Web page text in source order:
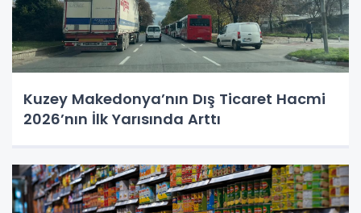
Kuzey Makedonya’nın Dış Ticaret Hacmi
2026’nın İlk Yarısında Arttı